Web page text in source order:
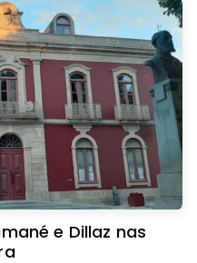
e Dillaz nas